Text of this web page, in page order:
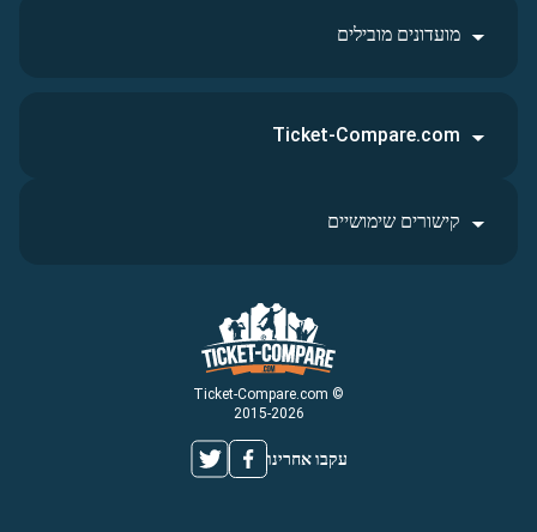
מועדונים מובילים
© Ticket-Compare.com
2015-2026
עקבו אחרינו
Ticket-Compare.com
קישורים שימושיים